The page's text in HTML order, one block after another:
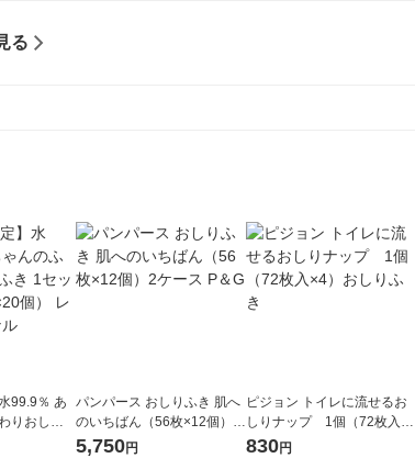
る
99.9％ あ
りおしり
枚入×20
パンパース おしりふき 肌へ
のいちばん（56枚×12個）2
ケース P＆G
5,750円
ピジョン トイレに流せるお
しりナップ 1個（72枚入×
4）おしりふき
830円